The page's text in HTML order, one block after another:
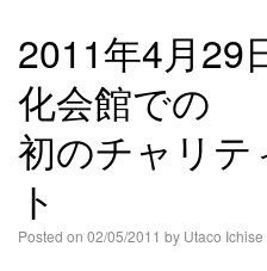
2011年4月29
化会館での
初のチャリテ
ト
Posted on 02/05/2011 by Utaco Ichise